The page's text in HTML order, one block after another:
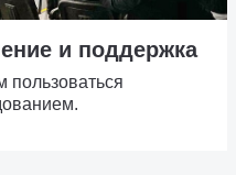
и поддержка
пользоваться